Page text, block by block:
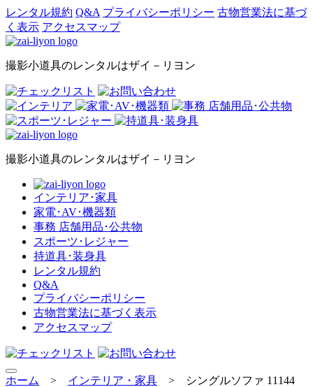
レンタル規約 Q&A プライバシーポリシー 古物営業法に基づ
く表示 アクセスマップ
撮影小道具のレンタルはザイ－リヨン
撮影小道具のレンタルはザイ－リヨン
インテリア･家具
家電･AV･機器類
事務 店舗用品･公共物
スポーツ･レジャー
持道具･装身具
レンタル規約
Q&A
プライバシーポリシー
古物営業法に基づく表示
アクセスマップ
ホーム > インテリア・家具 > シングルソファ 11144